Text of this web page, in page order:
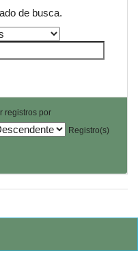
de busca.
registros por
Registro(s)